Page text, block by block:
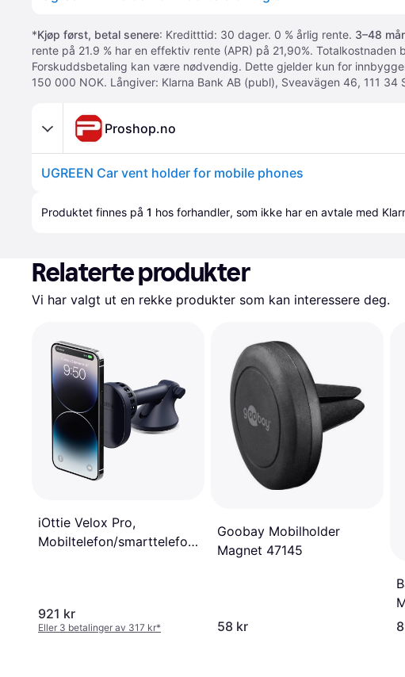
*Kjøp først, betal senere: Kreditttid: 30 dager. 0 % årlig rente. 3–48
rente på 21.9 % har en effektiv rente (APR) på 21,90%.
Forskuddsbetaling kan være nødvendig. Dette gjelder kun for
150 000 NOK. Långiver: Klarna Bank AB (publ), Sveavägen 46, 111
Proshop.no
UGREEN Car vent holder for mobile phones
Produktet finnes på 1 hos forhandler, som ikke har en avtale med
Relaterte produkter
Vi har valgt ut en rekke produkter som kan interessere deg.
iOttie Velox Pro,
Mobiltelefon/smarttelefon,
921 kr
Eller 3 betalinger av 317 kr*
Goobay Mobilholder
Magnet 47145
58 kr